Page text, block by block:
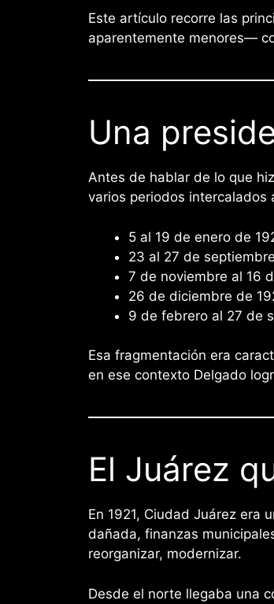
Este artículo recorre las
aparentemente menores—
Una
Antes de hablar de lo que
varios periodos intercalados
5 al 19 de enero de
23 al 27 de
7 de noviembre al 16
26 de diciembre de
9 de febrero al 27 de
Esa fragmentación era
en ese contexto Delgado
El Juárez
En 1921, Ciudad Juárez era
dañada, finanzas
reorganizar, modernizar.
Desde el norte llegaba una